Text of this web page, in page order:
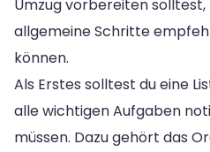
Umzug vorbereiten solltest,
allgemeine Schritte
können.
Als Erstes solltest du eine
alle wichtigen Aufgaben
müssen. Dazu gehört das